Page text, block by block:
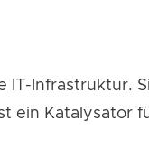
IT-Infrastruktur.
ein Katalysator